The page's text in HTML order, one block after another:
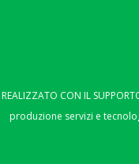
REALIZZATO CON IL
produzione servizi e